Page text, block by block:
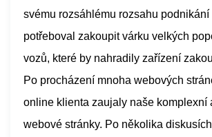
svému rozsáhlému rozsahu
potřeboval zakoupit várku velkých
vozů, které by nahradily zařízení
Po procházení mnoha webových
online klienta zaujaly naše komplexní
webové stránky. Po několika